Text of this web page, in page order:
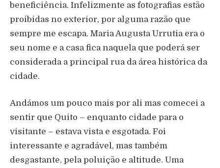
beneficiência. Infelizmente as fotografias estão
proibidas no exterior, por alguma razão que
sempre me escapa. Maria Augusta Urrutia era o
seu nome e a casa fica naquela que poderá ser
considerada a principal rua da área histórica da
cidade.
Andámos um pouco mais por ali mas comecei a
sentir que Quito – enquanto cidade para o
visitante – estava vista e esgotada. Foi
interessante e agradável, mas também
desgastante, pela poluição e altitude. Uma